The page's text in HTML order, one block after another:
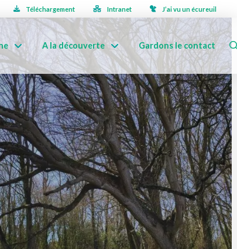
Téléchargement Intranet J’ai vu un écureuil
A la découverte Gardons le contact